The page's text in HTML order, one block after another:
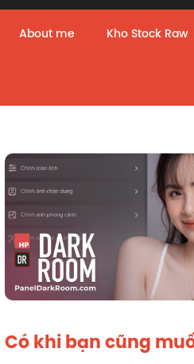
About me Kho Stock Raw
Có khi bạn cũng